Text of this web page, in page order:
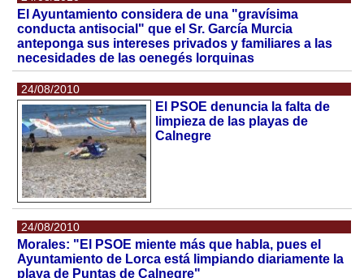
El Ayuntamiento considera de una "gravísima
conducta antisocial" que el Sr. García Murcia
anteponga sus intereses privados y familiares a las
necesidades de las oenegés lorquinas
24/08/2010
El PSOE denuncia la falta de
limpieza de las playas de
Calnegre
24/08/2010
Morales: "El PSOE miente más que habla, pues el
Ayuntamiento de Lorca está limpiando diariamente la
playa de Puntas de Calnegre"